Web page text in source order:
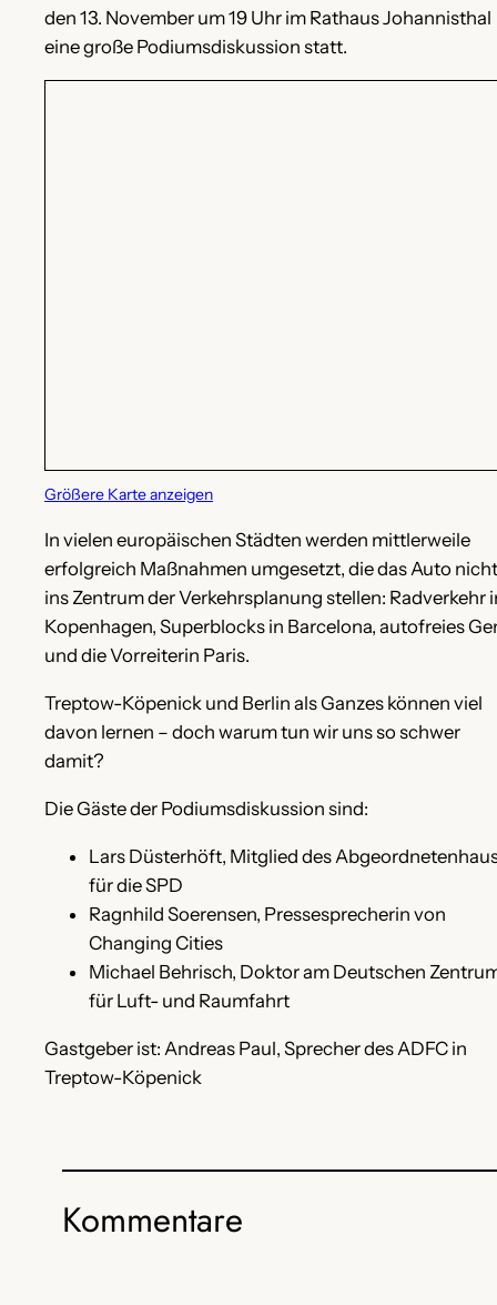
den 13. November um 19 Uhr im Rathaus Johannisthal
eine große Podiumsdiskussion statt.
Größere Karte anzeigen
In vielen europäischen Städten werden mittlerweile
erfolgreich Maßnahmen umgesetzt, die das Auto nicht
ins Zentrum der Verkehrsplanung stellen: Radverkehr
Kopenhagen, Superblocks in Barcelona, autofreies
und die Vorreiterin Paris.
Treptow-Köpenick und Berlin als Ganzes können viel
davon lernen – doch warum tun wir uns so schwer
damit?
Die Gäste der Podiumsdiskussion sind:
Lars Düsterhöft, Mitglied des
für die SPD
Ragnhild Soerensen, Pressesprecherin von
Changing Cities
Michael Behrisch, Doktor am Deutschen
für Luft- und Raumfahrt
Gastgeber ist: Andreas Paul, Sprecher des ADFC in
Treptow-Köpenick
Kommentare